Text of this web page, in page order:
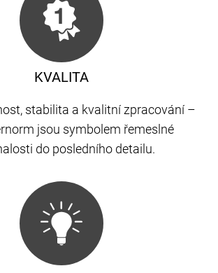
KVALITA
stabilita a kvalitní zpracování –
jsou symbolem řemeslné
do posledního detailu.